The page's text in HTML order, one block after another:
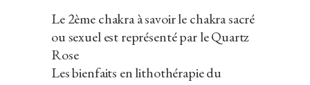
Le 2ème chakra à savoir le chakra sacré
ou sexuel est représenté par le Quartz
Rose
Les bienfaits en lithothérapie du